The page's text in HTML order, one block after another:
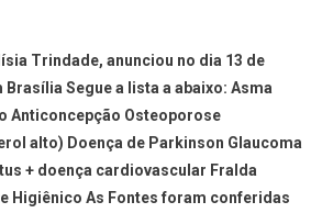
Trindade, anunciou no dia 13 de
Segue a lista a abaixo: Asma
Anticoncepção Osteoporose
alto) Doença de Parkinson Glaucoma
+ doença cardiovascular Fralda
Higiênico As Fontes foram conferidas